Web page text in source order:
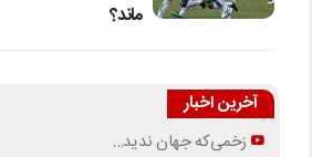
ماند؟
آخرین اخبار
زخمی‌که جهان ندید…